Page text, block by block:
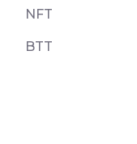
NFT
BTT